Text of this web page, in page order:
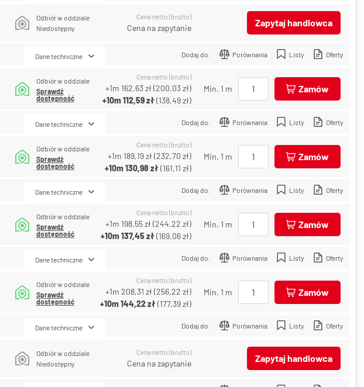
Odbiór w oddziale
Niedostępny
Cena netto (brutto)
Cena na zapytanie Zapytaj handlowca
Dodaj do: Porównania Listy Oferty
Dane techniczne
Odbiór w oddziale
Sprawdź
dostępność
Cena netto (brutto)
+1m 162,63 zł(200,03 zł)
+10m112,59 zł(138,49 zł)
Min. 1 m Zamów
Dodaj do: Porównania Listy Oferty
Dane techniczne
Odbiór w oddziale
Sprawdź
dostępność
Cena netto (brutto)
+1m 189,19 zł(232,70 zł)
+10m130,98 zł(161,11 zł)
Min. 1 m Zamów
Dodaj do: Porównania Listy Oferty
Dane techniczne
Odbiór w oddziale
Sprawdź
dostępność
Cena netto (brutto)
+1m 198,55 zł(244,22 zł)
+10m137,45 zł(169,06 zł)
Min. 1 m Zamów
Dodaj do: Porównania Listy Oferty
Dane techniczne
Odbiór w oddziale
Sprawdź
dostępność
Cena netto (brutto)
+1m 208,31 zł(256,22 zł)
+10m144,22 zł(177,39 zł)
Min. 1 m Zamów
Dodaj do: Porównania Listy Oferty
Dane techniczne
Odbiór w oddziale
Niedostępny
Cena netto (brutto)
Cena na zapytanie Zapytaj handlowca